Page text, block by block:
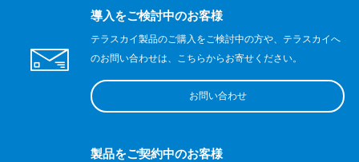
導入をご検討中のお客様
テラスカイ製品のご購入をご検討中の方や、テラスカイへ
のお問い合わせは、こちらからお寄せください。
お問い合わせ
製品をご契約中のお客様